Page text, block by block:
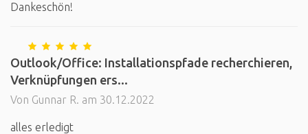
Dankeschön!
Outlook/Office: Installationspfade recherchieren,
Verknüpfungen ers...
Von Gunnar R. am 30.12.2022
alles erledigt